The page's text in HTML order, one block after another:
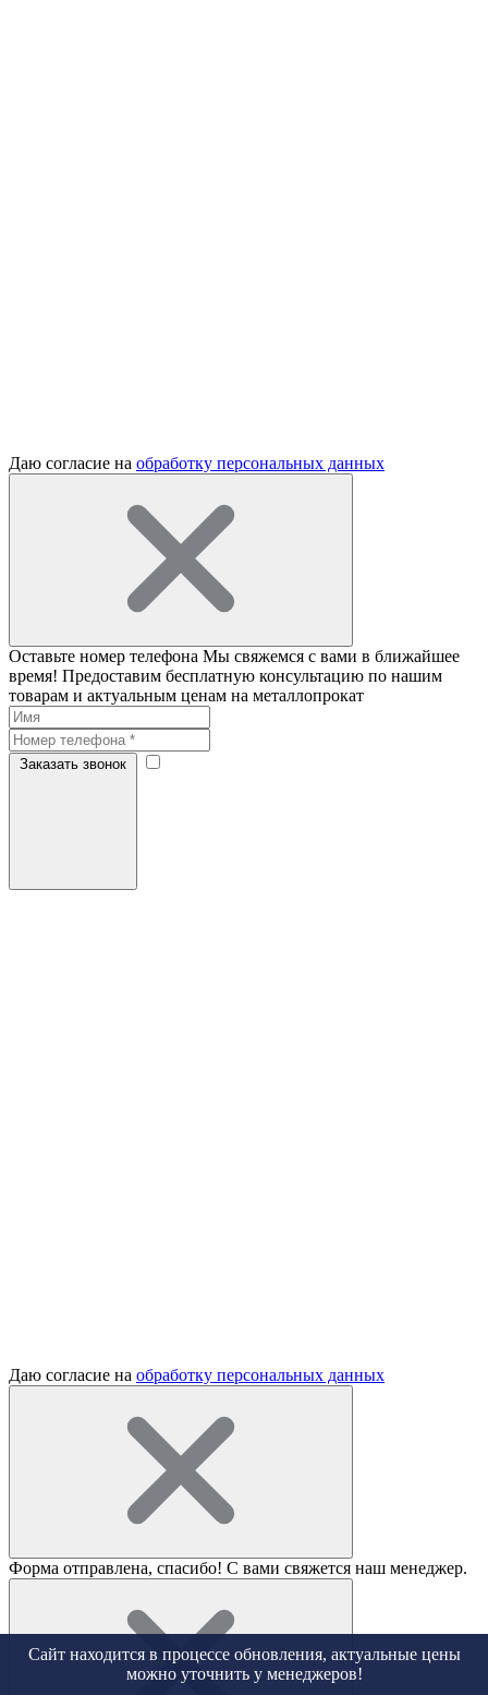
Сайт находится в процессе обновления, актуальные цены
можно уточнить у менеджеров!
Даю согласие на обработку персональных данных
Оставьте номер телефона Мы свяжемся с вами в ближайшее
время! Предоставим бесплатную консультацию по нашим
товарам и актуальным ценам на металлопрокат
Заказать звонок
Даю согласие на обработку персональных данных
Форма отправлена, спасибо! С вами свяжется наш менеджер.